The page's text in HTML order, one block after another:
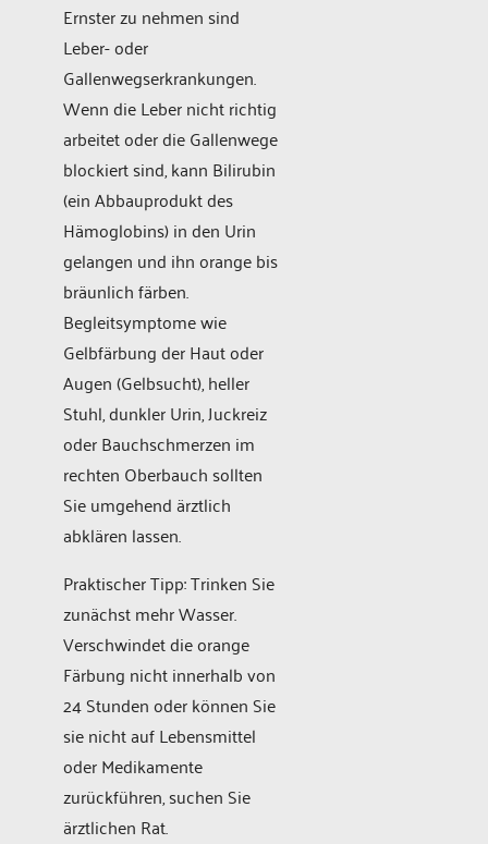
Ernster zu nehmen sind
Leber- oder
Gallenwegserkrankungen.
Wenn die Leber nicht richtig
arbeitet oder die Gallenwege
blockiert sind, kann Bilirubin
(ein Abbauprodukt des
Hämoglobins) in den Urin
gelangen und ihn orange bis
bräunlich färben.
Begleitsymptome wie
Gelbfärbung der Haut oder
Augen (Gelbsucht), heller
Stuhl, dunkler Urin, Juckreiz
oder Bauchschmerzen im
rechten Oberbauch sollten
Sie umgehend ärztlich
abklären lassen.
Praktischer Tipp: Trinken Sie
zunächst mehr Wasser.
Verschwindet die orange
Färbung nicht innerhalb von
24 Stunden oder können Sie
sie nicht auf Lebensmittel
oder Medikamente
zurückführen, suchen Sie
ärztlichen Rat.